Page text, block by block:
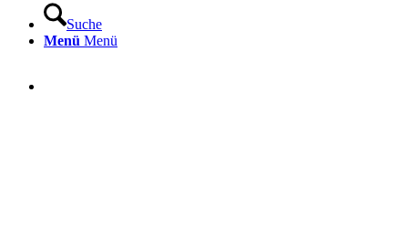
Suche
Menü Menü